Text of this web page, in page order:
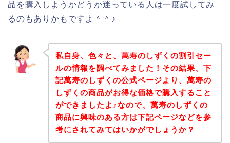
品を購入しようかどうか迷っている人は一度試してみ
るのもありかもですよ＾＾♪
私自身、色々と、萬寿のしずくの割引セー
ルの情報を調べてみました！その結果、下
記萬寿のしずくの公式ページより、萬寿の
しずくの商品がお得な価格で購入すること
ができましたよ♪なので、萬寿のしずくの
商品に興味のある方は下記ページなどを参
考にされてみてはいかがでしょうか？